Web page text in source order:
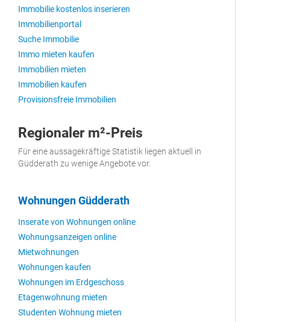
Immobilie kostenlos inserieren
Immobilienportal
Suche Immobilie
Immo mieten kaufen
Immobilien mieten
Immobilien kaufen
Provisionsfreie Immobilien
Regionaler m²-Preis
Für eine aussagekräftige Statistik liegen aktuell in
Güdderath zu wenige Angebote vor.
Wohnungen Güdderath
Inserate von Wohnungen online
Wohnungsanzeigen online
Mietwohnungen
Wohnungen kaufen
Wohnungen im Erdgeschoss
Etagenwohnung mieten
Studenten Wohnung mieten